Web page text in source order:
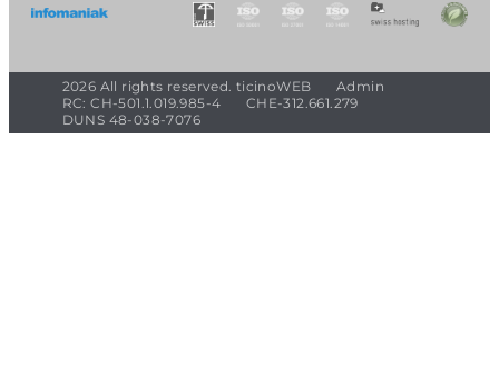
2026 All rights reserved. ticinoWEB
Admin
RC: CH-501.1.019.985-4
CHE-312.661.279
DUNS 48-038-7076